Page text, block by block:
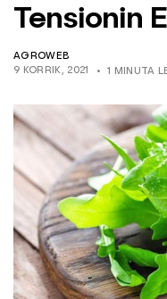
Tensionin
AGROWEB
9 KORRIK, 2021
1 MINUTA